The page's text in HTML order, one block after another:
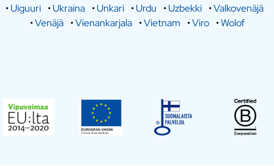
•Uiguuri •Ukraina •Unkari •Urdu •Uzbekki •Valkovenäjä
•Venäjä •Vienankarjala •Vietnam •Viro •Wolof